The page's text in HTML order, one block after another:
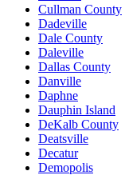
Cullman County
Dadeville
Dale County
Daleville
Dallas County
Danville
Daphne
Dauphin Island
DeKalb County
Deatsville
Decatur
Demopolis